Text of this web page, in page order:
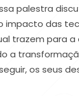
palestra
impacto das
trazem para a
a
os seus